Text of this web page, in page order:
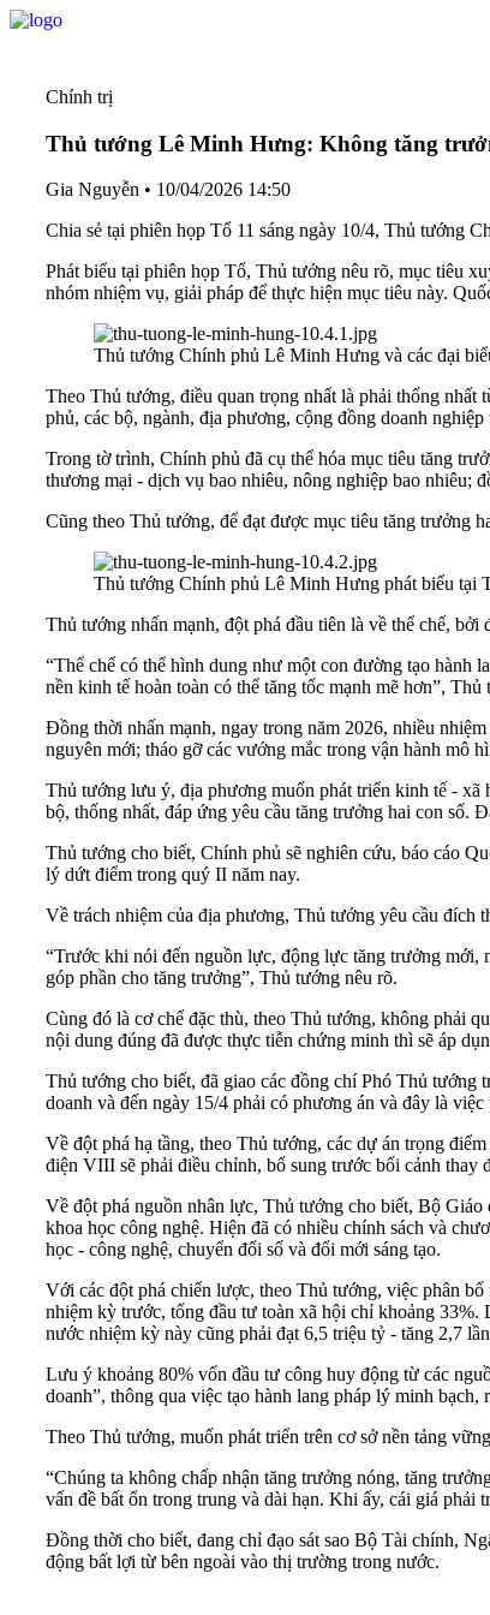
Chính trị
Thủ tướng Lê Minh Hưng: Không tăng
Gia Nguyễn • 10/04/2026 14:50
Chia sẻ tại phiên họp Tổ 11 sáng ngày 10/4, Thủ tướng
Phát biểu tại phiên họp Tổ, Thủ tướng nêu rõ, mục tiêu
nhóm nhiệm vụ, giải pháp để thực hiện mục tiêu này.
Thủ tướng Chính phủ Lê Minh Hưng và các đại
Theo Thủ tướng, điều quan trọng nhất là phải thống
phủ, các bộ, ngành, địa phương, cộng đồng doanh
Trong tờ trình, Chính phủ đã cụ thể hóa mục tiêu tăng
thương mại - dịch vụ bao nhiêu, nông nghiệp bao nhiêu;
Cũng theo Thủ tướng, để đạt được mục tiêu tăng trưởng
Thủ tướng Chính phủ Lê Minh Hưng phát biểu tại
Thủ tướng nhấn mạnh, đột phá đầu tiên là về thể chế, bởi
“Thể chế có thể hình dung như một con đường tạo hành
nền kinh tế hoàn toàn có thể tăng tốc mạnh mẽ hơn”,
Đồng thời nhấn mạnh, ngay trong năm 2026, nhiều
nguyên mới; tháo gỡ các vướng mắc trong vận hành mô
Thủ tướng lưu ý, địa phương muốn phát triển kinh tế - xã
bộ, thống nhất, đáp ứng yêu cầu tăng trưởng hai con số.
Thủ tướng cho biết, Chính phủ sẽ nghiên cứu, báo cáo
lý dứt điểm trong quý II năm nay.
Về trách nhiệm của địa phương, Thủ tướng yêu cầu đích
“Trước khi nói đến nguồn lực, động lực tăng trưởng mới,
góp phần cho tăng trưởng”, Thủ tướng nêu rõ.
Cùng đó là cơ chế đặc thù, theo Thủ tướng, không phải
nội dung đúng đã được thực tiễn chứng minh thì sẽ áp
Thủ tướng cho biết, đã giao các đồng chí Phó Thủ
doanh và đến ngày 15/4 phải có phương án và đây là việc
Về đột phá hạ tầng, theo Thủ tướng, các dự án trọng
điện VIII sẽ phải điều chỉnh, bổ sung trước bối cảnh
Về đột phá nguồn nhân lực, Thủ tướng cho biết, Bộ
khoa học công nghệ. Hiện đã có nhiều chính sách và
học - công nghệ, chuyển đổi số và đổi mới sáng tạo.
Với các đột phá chiến lược, theo Thủ tướng, việc phân
nhiệm kỳ trước, tổng đầu tư toàn xã hội chỉ khoảng
nước nhiệm kỳ này cũng phải đạt 6,5 triệu tỷ - tăng 2,7
Lưu ý khoảng 80% vốn đầu tư công huy động từ các
doanh”, thông qua việc tạo hành lang pháp lý minh
Theo Thủ tướng, muốn phát triển trên cơ sở nền tảng
“Chúng ta không chấp nhận tăng trưởng nóng, tăng
vấn đề bất ổn trong trung và dài hạn. Khi ấy, cái giá phải
Đồng thời cho biết, đang chỉ đạo sát sao Bộ Tài chính,
động bất lợi từ bên ngoài vào thị trường trong nước.